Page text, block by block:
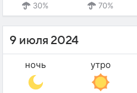
30%
70%
9 июля 2024
ночь утро